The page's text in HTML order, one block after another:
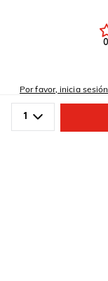
1
Por favor, inicia